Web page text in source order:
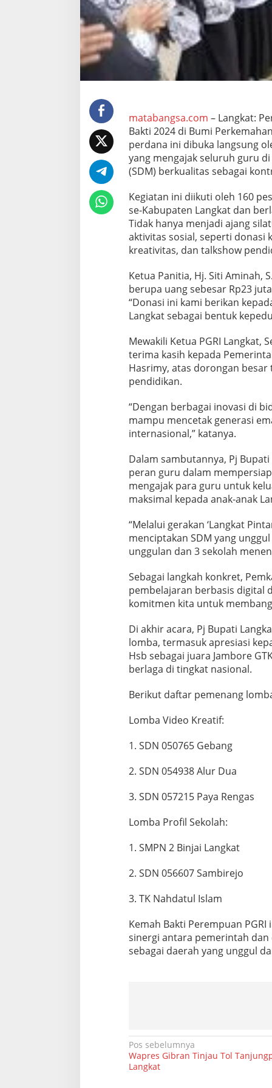
e
r
e
m
p
n
R
I
:
D
o
r
n
g
L
a
n
g
k
t
P
i
n
t
r
M
n
u
u
I
n
n
e
s
i
m
a
s
0
4
5
matabangsa.com – Langkat:
Bakti 2024 di Bumi
perdana ini dibuka langsung
yang mengajak seluruh guru
(SDM) berkualitas sebagai
Kegiatan ini diikuti oleh 160
se-Kabupaten Langkat dan
Tidak hanya menjadi ajang
aktivitas sosial, seperti donasi
kreativitas, dan talkshow
Ketua Panitia, Hj. Siti Aminah,
berupa uang sebesar Rp23
“Donasi ini kami berikan
Langkat sebagai bentuk
Mewakili Ketua PGRI Langkat,
terima kasih kepada
Hasrimy, atas dorongan
pendidikan.
“Dengan berbagai inovasi di
mampu mencetak generasi
internasional,” katanya.
Dalam sambutannya, Pj
peran guru dalam
mengajak para guru untuk
maksimal kepada anak-anak
“Melalui gerakan ‘Langkat
menciptakan SDM yang
unggulan dan 3 sekolah
Sebagai langkah konkret,
pembelajaran berbasis digital
komitmen kita untuk
Di akhir acara, Pj Bupati
lomba, termasuk apresiasi
Hsb sebagai juara Jambore
berlaga di tingkat nasional.
Berikut daftar pemenang
Lomba Video Kreatif:
1. SDN 050765 Gebang
2. SDN 054938 Alur Dua
3. SDN 057215 Paya Rengas
Lomba Profil Sekolah:
1. SMPN 2 Binjai Langkat
2. SDN 056607 Sambirejo
3. TK Nahdatul Islam
Kemah Bakti Perempuan
sinergi antara pemerintah
sebagai daerah yang unggul
N
a
Pos sebelumnya
Wapres Gibran Tinjau Tol
Langkat